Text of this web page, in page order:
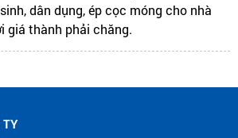
dân dụng, ép cọc móng cho nhà
giá thành phải chăng.
TY